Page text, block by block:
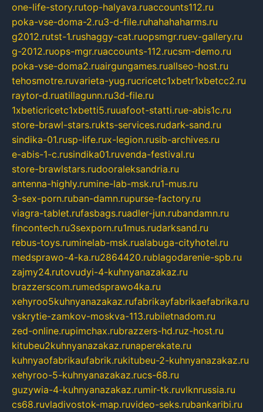
one-life-story.rutop-halyava.ruaccounts112.ru
poka-vse-doma-2.ru3-d-file.ruhahahaharms.ru
g2012.rutst-1.rushaggy-cat.ruopsmgr.ruev-gallery.ru
g-2012.ruops-mgr.ruaccounts-112.rucsm-demo.ru
poka-vse-doma2.ruairgungames.ruallseo-host.ru
tehosmotre.ruvarieta-yug.rucricetc1xbetr1xbetcc2.ru
raytor-d.ruatillagunn.ru3d-file.ru
1xbeticricetc1xbetti5.ruuafoot-statti.rue-abis1c.ru
store-brawl-stars.rukts-services.rudark-sand.ru
sindika-01.rusp-life.rux-legion.rusib-archives.ru
e-abis-1-c.rusindika01.ruvenda-festival.ru
store-brawlstars.rudooraleksandria.ru
antenna-highly.rumine-lab-msk.ru1-mus.ru
3-sex-porn.ruban-damn.rupurse-factory.ru
viagra-tablet.rufasbags.ruadler-jun.rubandamn.ru
fincontech.ru3sexporn.ru1mus.rudarksand.ru
rebus-toys.ruminelab-msk.rualabuga-cityhotel.ru
medsprawo-4-ka.ru2864420.rublagodarenie-spb.ru
zajmy24.rutovudyi-4-kuhnyanazakaz.ru
brazzerscom.rumedsprawo4ka.ru
xehyroo5kuhnyanazakaz.rufabrikayfabrikaefabrika.ru
vskrytie-zamkov-moskva-113.rubiletnadom.ru
zed-online.rupimchax.rubrazzers-hd.ruz-host.ru
kitubeu2kuhnyanazakaz.runaperekate.ru
kuhnyaofabrikaufabrik.rukitubeu-2-kuhnyanazakaz.ru
xehyroo-5-kuhnyanazakaz.rucs-68.ru
guzywia-4-kuhnyanazakaz.rumir-tk.ruvlknrussia.ru
cs68.ruvladivostok-map.ruvideo-seks.rubankaribi.ru